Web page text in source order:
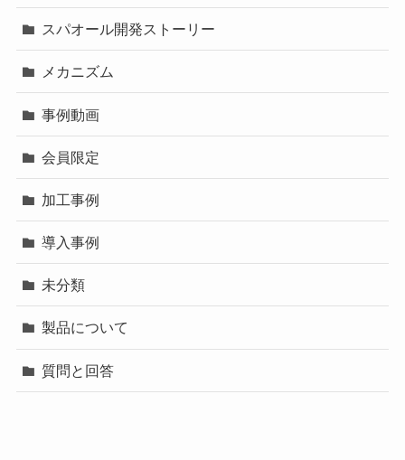
スパオール開発ストーリー
メカニズム
事例動画
会員限定
加工事例
導入事例
未分類
製品について
質問と回答